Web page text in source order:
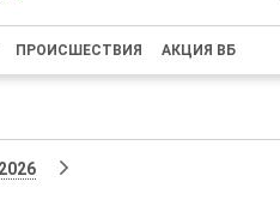
ПРОИСШЕСТВИЯ АКЦИЯ ВБ